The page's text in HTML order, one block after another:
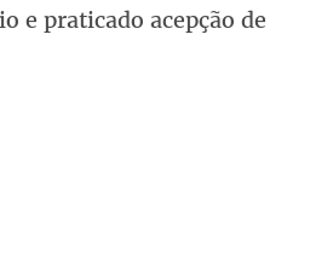
e praticado acepção de